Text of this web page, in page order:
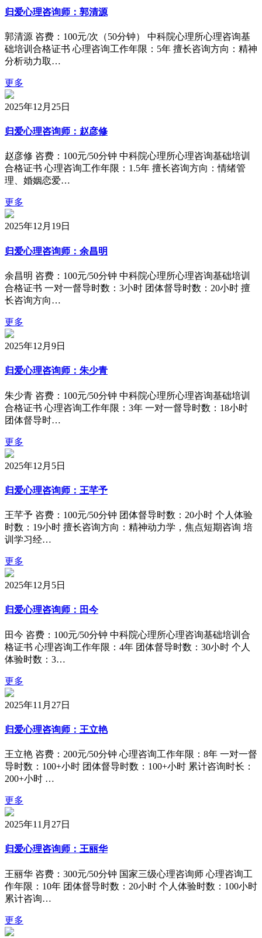
归爱心理咨询师：郭清源
郭清源 咨费：100元/次（50分钟） 中科院心理所心理咨询基
础培训合格证书 心理咨询工作年限：5年 擅长咨询方向：精神
分析动力取…
更多
2025年12月25日
归爱心理咨询师：赵彦修
赵彦修 咨费：100元/50分钟 中科院心理所心理咨询基础培训
合格证书 心理咨询工作年限：1.5年 擅长咨询方向：情绪管
理、婚姻恋爱…
更多
2025年12月19日
归爱心理咨询师：余昌明
余昌明 咨费：100元/50分钟 中科院心理所心理咨询基础培训
合格证书 一对一督导时数：3小时 团体督导时数：20小时 擅
长咨询方向…
更多
2025年12月9日
归爱心理咨询师：朱少青
朱少青 咨费：100元/50分钟 中科院心理所心理咨询基础培训
合格证书 心理咨询工作年限：3年 一对一督导时数：18小时
团体督导时…
更多
2025年12月5日
归爱心理咨询师：王芊予
王芊予 咨费：100元/50分钟 团体督导时数：20小时 个人体验
时数：19小时 擅长咨询方向：精神动力学，焦点短期咨询 培
训学习经…
更多
2025年12月5日
归爱心理咨询师：田今
田今 咨费：100元/50分钟 中科院心理所心理咨询基础培训合
格证书 心理咨询工作年限：4年 团体督导时数：30小时 个人
体验时数：3…
更多
2025年11月27日
归爱心理咨询师：王立艳
王立艳 咨费：200元/50分钟 心理咨询工作年限：8年 一对一督
导时数：100+小时 团体督导时数：100+小时 累计咨询时长：
200+小时 …
更多
2025年11月27日
归爱心理咨询师：王丽华
王丽华 咨费：300元/50分钟 国家三级心理咨询师 心理咨询工
作年限：10年 团体督导时数：20小时 个人体验时数：100小时
累计咨询…
更多